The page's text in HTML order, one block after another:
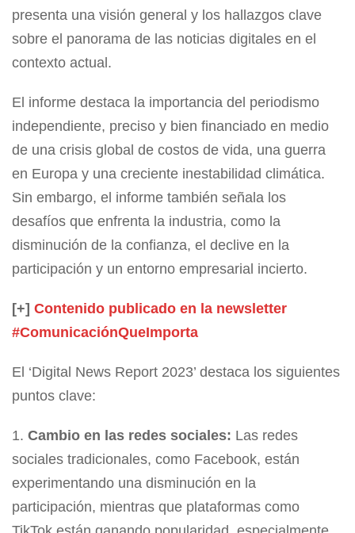
presenta una visión general y los hallazgos clave
sobre el panorama de las noticias digitales en el
contexto actual.
El informe destaca la importancia del periodismo
independiente, preciso y bien financiado en medio
de una crisis global de costos de vida, una guerra
en Europa y una creciente inestabilidad climática.
Sin embargo, el informe también señala los
desafíos que enfrenta la industria, como la
disminución de la confianza, el declive en la
participación y un entorno empresarial incierto.
[+] Contenido publicado en la newsletter
#ComunicaciónQueImporta
El ‘Digital News Report 2023’ destaca los siguientes
puntos clave:
Cambio en las redes sociales: Las redes
sociales tradicionales, como Facebook, están
experimentando una disminución en la
participación, mientras que plataformas como